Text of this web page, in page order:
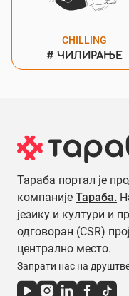
CHILLING
# ЧИЛИРАЊЕ
Тараба портал је
компаније Тараба.
језику и култури и
одговоран (CSR)
централно место.
Запрати нас на